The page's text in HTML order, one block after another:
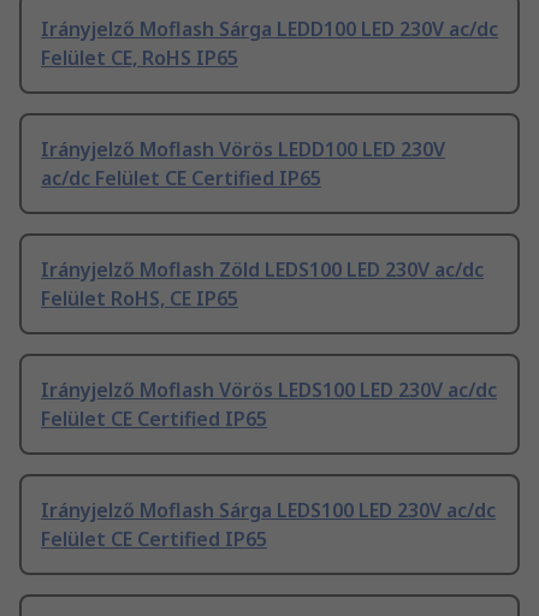
Irányjelző Moflash Sárga LEDD100 LED 230V ac/dc
Felület CE, RoHS IP65
Irányjelző Moflash Vörös LEDD100 LED 230V
ac/dc Felület CE Certified IP65
Irányjelző Moflash Zöld LEDS100 LED 230V ac/dc
Felület RoHS, CE IP65
Irányjelző Moflash Vörös LEDS100 LED 230V ac/dc
Felület CE Certified IP65
Irányjelző Moflash Sárga LEDS100 LED 230V ac/dc
Felület CE Certified IP65